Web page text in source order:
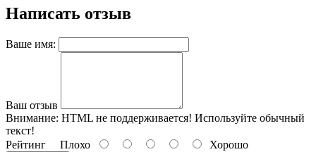
Написать отзыв
Ваше имя:
Ваш отзыв
Внимание: HTML не поддерживается! Используйте обычный
текст!
Рейтинг Плохо Хорошо